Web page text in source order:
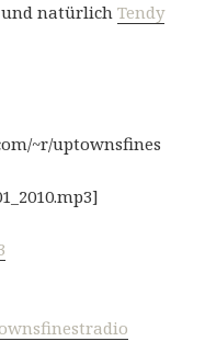
und natürlichTendy
~r/uptownsfines